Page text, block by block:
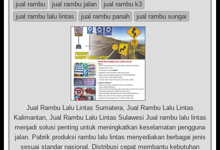
jual rambu
jual rambu jalan
jual rambu k3
jual rambu lalu lintas
jual rambu panah jual rambu sungai
Jual Rambu Lalu Lintas Sumatera, Jual Rambu Lalu Lintas
Kalimantan, Jual Rambu Lalu Lintas Sulawesi Jual rambu lalu lintas
menjadi solusi penting untuk meningkatkan keselamatan pengguna
jalan. Pabrik produksi rambu lalu lintas menyediakan berbagai jenis
sesuai standar nasional. Distribusi cepat membantu kebutuhan